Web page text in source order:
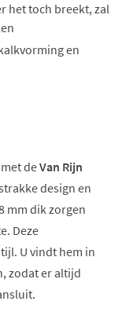
het toch breekt, zal
en
deVan Rijn
design en
mm dik zorgen
Deze
U vindt hem in
zodat er altijd